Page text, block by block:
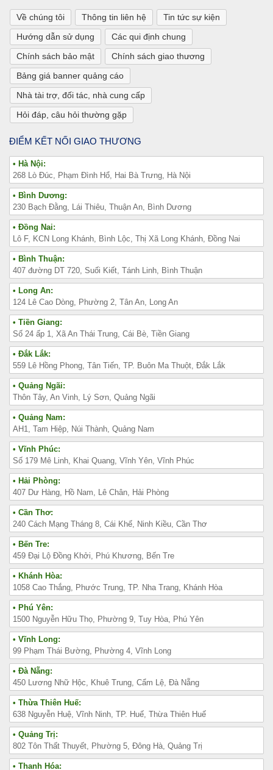
Về chúng tôi Thông tin liên hệ
Tin tức sự kiện
Hướng dẫn sử dụng
Các qui định chung
Chính sách bảo mật
Chính sách giao thương
Bảng giá banner quảng cáo
Nhà tài trợ, đối tác, nhà cung cấp
Hỏi đáp, câu hỏi thường gặp
ĐIỂM KẾT NỐI GIAO THƯƠNG
• Hà Nội:
268 Lò Đúc, Phạm Đình Hổ, Hai Bà Trưng, Hà Nội
• Bình Dương:
230 Bạch Đằng, Lái Thiêu, Thuận An, Bình Dương
• Đồng Nai:
Lô F, KCN Long Khánh, Bình Lộc, Thị Xã Long Khánh, Đồng Nai
• Bình Thuận:
407 đường DT 720, Suối Kiết, Tánh Linh, Bình Thuận
• Long An:
124 Lê Cao Dòng, Phường 2, Tân An, Long An
• Tiền Giang:
Số 24 ấp 1, Xã An Thái Trung, Cái Bè, Tiền Giang
• Đắk Lắk:
559 Lê Hồng Phong, Tân Tiến, TP. Buôn Ma Thuột, Đắk Lắk
• Quảng Ngãi:
Thôn Tây, An Vinh, Lý Sơn, Quảng Ngãi
• Quảng Nam:
AH1, Tam Hiệp, Núi Thành, Quảng Nam
• Vĩnh Phúc:
Số 179 Mê Linh, Khai Quang, Vĩnh Yên, Vĩnh Phúc
• Hải Phòng:
407 Dư Hàng, Hồ Nam, Lê Chân, Hải Phòng
• Cần Thơ:
240 Cách Mạng Tháng 8, Cái Khế, Ninh Kiều, Cần Thơ
• Bến Tre:
459 Đại Lộ Đồng Khởi, Phú Khương, Bến Tre
• Khánh Hòa:
1058 Cao Thắng, Phước Trung, TP. Nha Trang, Khánh Hòa
• Phú Yên:
1500 Nguyễn Hữu Thọ, Phường 9, Tuy Hòa, Phú Yên
• Vĩnh Long:
99 Phạm Thái Bường, Phường 4, Vĩnh Long
• Đà Nẵng:
450 Lương Nhữ Hộc, Khuê Trung, Cẩm Lệ, Đà Nẵng
• Thừa Thiên Huế:
638 Nguyễn Huệ, Vĩnh Ninh, TP. Huế, Thừa Thiên Huế
• Quảng Trị:
802 Tôn Thất Thuyết, Phường 5, Đông Hà, Quảng Trị
• Thanh Hóa: